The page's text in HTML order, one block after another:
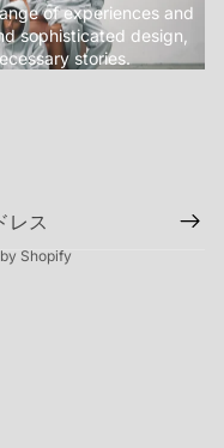
of experiences and
sophisticated design,
stories.
by Shopify